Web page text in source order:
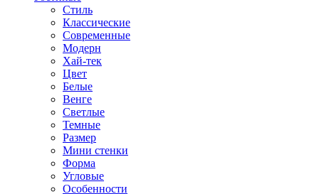
Стиль
Классические
Современные
Модерн
Хай-тек
Цвет
Белые
Венге
Светлые
Темные
Размер
Мини стенки
Форма
Угловые
Особенности